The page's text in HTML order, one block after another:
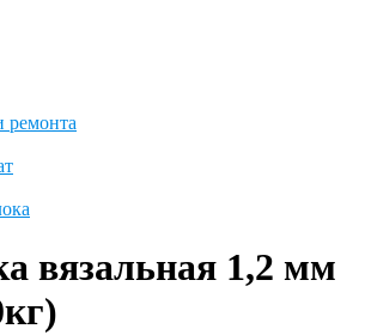
ремонта
вязальная 1,2 мм